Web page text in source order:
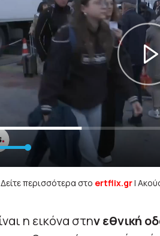
Δείτε περισσότερα στο ertflix.gr|
η εικόνα στην εθνική